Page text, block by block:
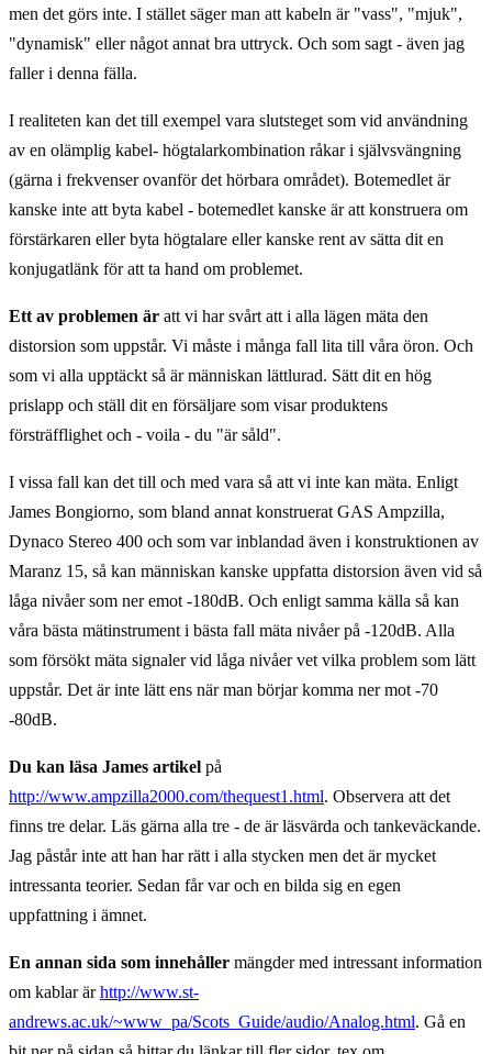
men det görs inte. I stället säger man att kabeln är "vass", "mjuk",
"dynamisk" eller något annat bra uttryck. Och som sagt - även jag
faller i denna fälla.
I realiteten kan det till exempel vara slutsteget som vid användning
av en olämplig kabel- högtalarkombination råkar i självsvängning
(gärna i frekvenser ovanför det hörbara området). Botemedlet är
kanske inte att byta kabel - botemedlet kanske är att konstruera om
förstärkaren eller byta högtalare eller kanske rent av sätta dit en
konjugatlänk för att ta hand om problemet.
Ett av problemen är att vi har svårt att i alla lägen mäta den
distorsion som uppstår. Vi måste i många fall lita till våra öron. Och
som vi alla upptäckt så är människan lättlurad. Sätt dit en hög
prislapp och ställ dit en försäljare som visar produktens
försträfflighet och - voila - du "är såld".
I vissa fall kan det till och med vara så att vi inte kan mäta. Enligt
James Bongiorno, som bland annat konstruerat GAS Ampzilla,
Dynaco Stereo 400 och som var inblandad även i konstruktionen av
Maranz 15, så kan människan kanske uppfatta distorsion även vid så
låga nivåer som ner emot -180dB. Och enligt samma källa så kan
våra bästa mätinstrument i bästa fall mäta nivåer på -120dB. Alla
som försökt mäta signaler vid låga nivåer vet vilka problem som lätt
uppstår. Det är inte lätt ens när man börjar komma ner mot -70
-80dB.
Du kan läsa James artikel på
http://www.ampzilla2000.com/thequest1.html. Observera att det
finns tre delar. Läs gärna alla tre - de är läsvärda och tankeväckande.
Jag påstår inte att han har rätt i alla stycken men det är mycket
intressanta teorier. Sedan får var och en bilda sig en egen
uppfattning i ämnet.
En annan sida som innehåller mängder med intressant information
om kablar ärhttp://www.st-
andrews.ac.uk/~www_pa/Scots_Guide/audio/Analog.html. Gå en